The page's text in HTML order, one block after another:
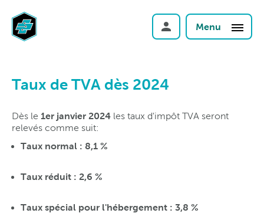
Menu
Taux de TVA dès 2024
Dès le 1er janvier 2024 les taux d'impôt TVA seront
relevés comme suit:
Taux normal : 8,1 %
Taux réduit : 2,6 %
Taux spécial pour l'hébergement : 3,8 %